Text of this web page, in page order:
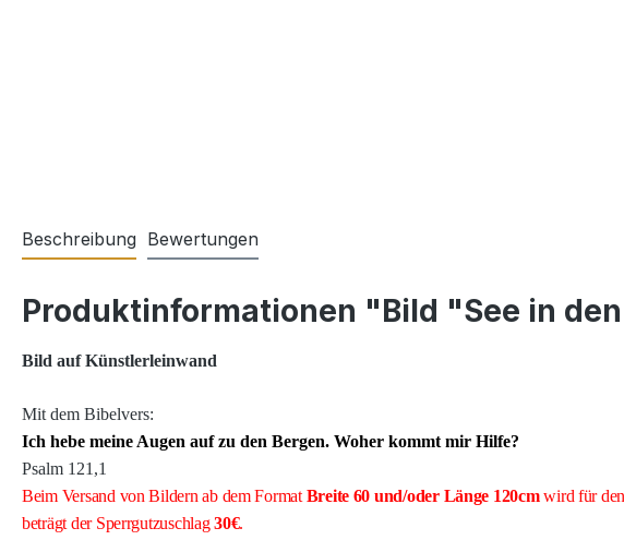
Beschreibung Bewertungen
Produktinformationen "Bild "See in
Bild auf Künstlerleinwand
Mit dem Bibelvers:
Ich hebe meine Augen auf zu den Bergen. Woher kommt mir Hilfe?
Psalm 121 ,1
Beim Versand von Bildern ab dem Format Breite 60 und/oder Länge 120cmwird für
beträgt der Sperrgutzuschlag30€.